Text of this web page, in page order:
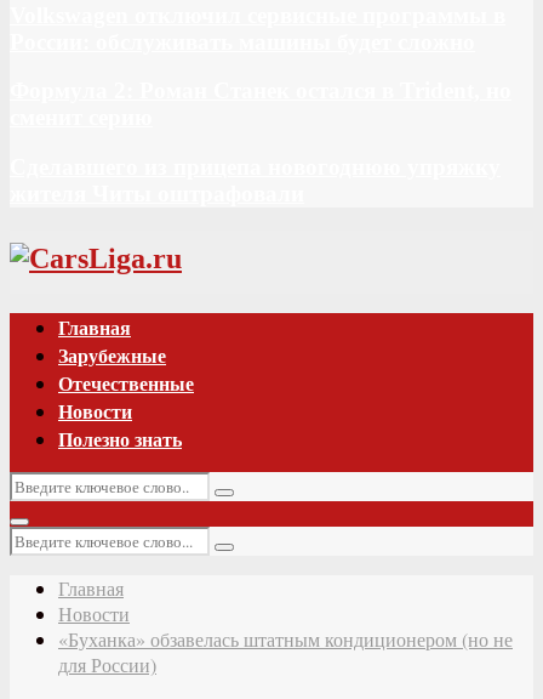
Vk
Главная
Зарубежные
Отечественные
Новости
Полезно знать
Искать:
Поиск
Основное
меню
Искать:
Поиск
Главная
Новости
«Буханка» обзавелась штатным кондиционером (но не
для России)